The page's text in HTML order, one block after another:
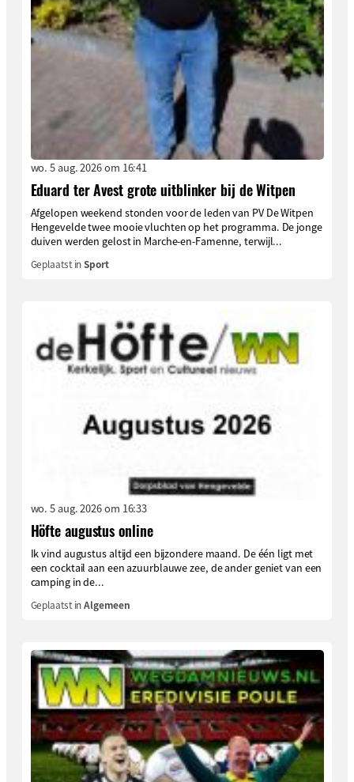
wo. 5 aug. 2026 om 16:41
Eduard ter Avest grote uitblinker bij de Witpen
Afgelopen weekend stonden voor de leden van PV De Witpen
Hengevelde twee mooie vluchten op het programma. De jonge
duiven werden gelost in Marche-en-Famenne, terwijl...
Geplaatst inSport
wo. 5 aug. 2026 om 16:33
Höfte augustus online
Ik vind augustus altijd een bijzondere maand. De één ligt met
een cocktail aan een azuurblauwe zee, de ander geniet van een
camping in de...
Geplaatst inAlgemeen